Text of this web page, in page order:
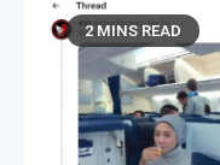
2 MINS READ